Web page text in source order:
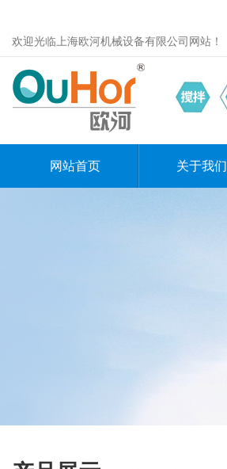
欢迎光临上海欧河机械设备有限公司网站！
网站首页 关于我们